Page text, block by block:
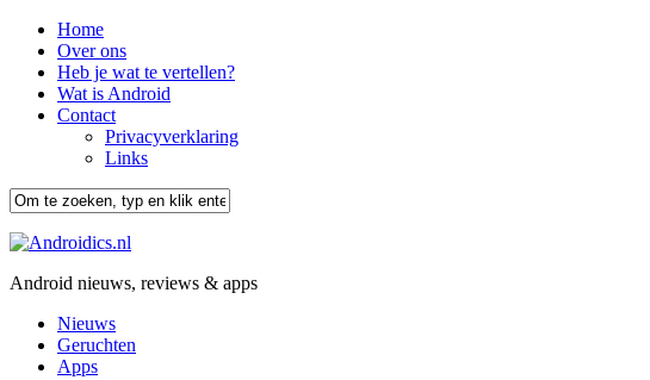
Home
Over ons
Heb je wat te vertellen?
Wat is Android
Contact
Privacyverklaring
Links
Android nieuws, reviews & apps
Nieuws
Geruchten
Apps